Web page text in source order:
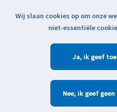
Klik voor actuele
Zoeken
Wij slaan cookies op om onze
niet-essentiële
Ja
Nee